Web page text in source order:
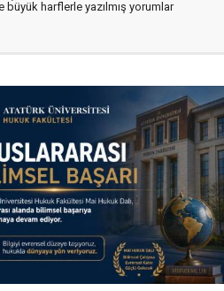
büyük harflerle yazılmış yorumlar